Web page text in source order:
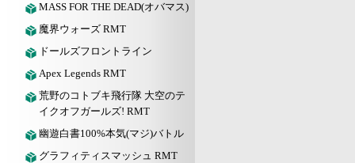
MASS FOR THE DEAD(オバマス)
魔界ウォーズ RMT
ドールズフロントライン
Apex Legends RMT
荒野のコトブキ飛行隊 大空のテ
イクオフガールズ! RMT
幽遊白書100%本気(マジ)バトル
グラフィティスマッシュ RMT